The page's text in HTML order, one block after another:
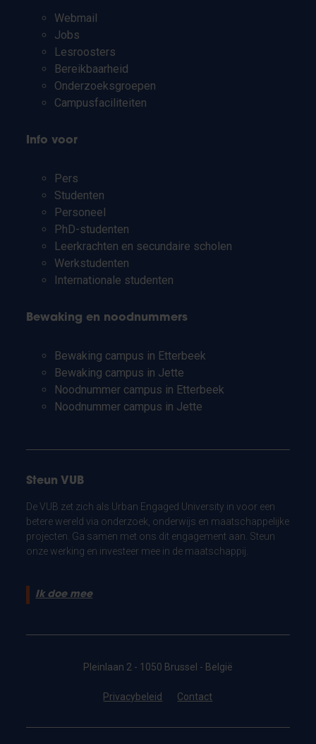
Webmail
Jobs
Lesroosters
Bereikbaarheid
Onderzoeksgroepen
Campusfaciliteiten
Info voor
Pers
Studenten
Personeel
PhD-studenten
Leerkrachten en secundaire scholen
Werkstudenten
Internationale studenten
Bewaking en noodnummers
Bewaking campus in Etterbeek
Bewaking campus in Jette
Noodnummer campus in Etterbeek
Noodnummer campus in Jette
Steun VUB
De VUB zet zich als Urban Engaged University in voor een
betere wereld via onderzoek, onderwijs en maatschappelijke
projecten. Ga samen met ons dit engagement aan. Steun
onze werking en investeer mee in de maatschappij.
Ik doe mee
Pleinlaan 2 - 1050 Brussel - België
Privacybeleid Contact